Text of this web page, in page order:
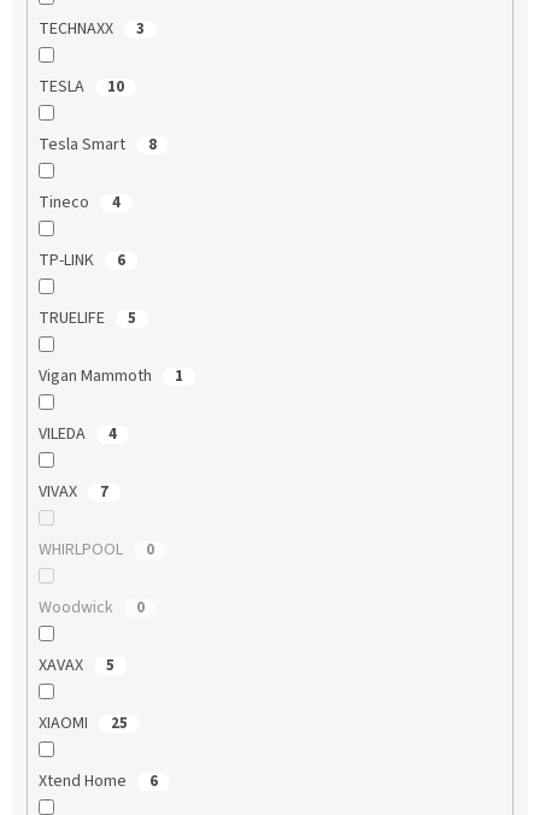
TECHNAXX 3
TESLA 10
Tesla Smart 8
Tineco 4
TP-LINK 6
TRUELIFE 5
Vigan Mammoth 1
VILEDA 4
VIVAX 7
WHIRLPOOL 0
Woodwick 0
XAVAX 5
XIAOMI 25
Xtend Home 6